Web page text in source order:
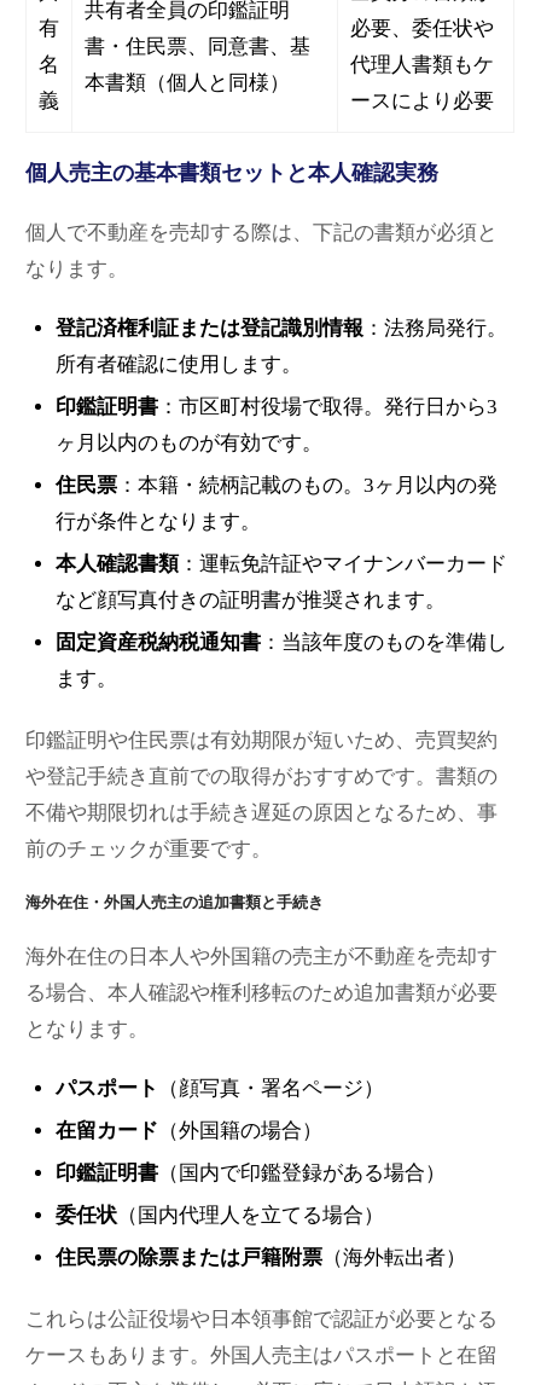
有
名
義
共有者全員の印鑑証明
書・住民票、同意書、基
本書類（個人と同様）
必要、委任状や
代理人書類もケ
ースにより必要
個人売主の基本書類セットと本人確認実務
個人で不動産を売却する際は、下記の書類が必須と
なります。
登記済権利証または登記識別情報 ：法務局発行。
所有者確認に使用します。
印鑑証明書 ：市区町村役場で取得。発行日から3
ヶ月以内のものが有効です。
住民票 ：本籍・続柄記載のもの。3ヶ月以内の発
行が条件となります。
本人確認書類：運転免許証やマイナンバーカード
など顔写真付きの証明書が推奨されます。
固定資産税納税通知書 ：当該年度のものを準備し
ます。
印鑑証明や住民票は有効期限が短いため、売買契約
や登記手続き直前での取得がおすすめです。書類の
不備や期限切れは手続き遅延の原因となるため、事
前のチェックが重要です。
海外在住・外国人売主の追加書類と手続き
海外在住の日本人や外国籍の売主が不動産を売却す
る場合、本人確認や権利移転のため追加書類が必要
となります。
パスポート
（顔写真・署名ページ）
在留カード （外国籍の場合）
印鑑証明書 （国内で印鑑登録がある場合）
委任状 （国内代理人を立てる場合）
住民票の除票または戸籍附票 （海外転出者）
これらは公証役場や日本領事館で認証が必要となる
ケースもあります。外国人売主はパスポートと在留